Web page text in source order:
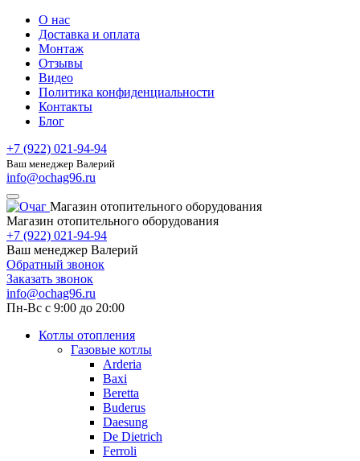
О нас
Доставка и оплата
Монтаж
Отзывы
Видео
Политика конфиденциальности
Контакты
Блог
+7 (922) 021-94-94
Ваш менеджер Валерий
info@ochag96.ru
Магазин отопительного оборудования
Магазин отопительного оборудования
+7 (922) 021-94-94
Ваш менеджер Валерий
Обратный звонок
Заказать звонок
info@ochag96.ru
Пн-Вс с 9:00 до 20:00
Котлы отопления
Газовые котлы
Arderia
Baxi
Beretta
Buderus
Daesung
De Dietrich
Ferroli